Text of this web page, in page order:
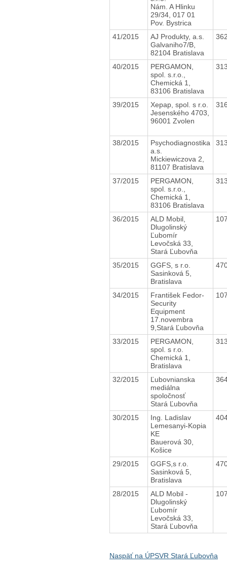
Nám. A Hlinku
29/34, 017 01
Pov. Bystrica
41/2015
AJ Produkty, a.s.
Galvaniho7/B,
82104 Bratislava
40/2015
PERGAMON,
spol. s.r.o.,
Chemická 1,
83106 Bratislava
39/2015
Xepap, spol. s r.o.
Jesenského 4703,
96001 Zvolen
38/2015
Psychodiagnostika
a.s.
Mickiewiczova 2,
81107 Bratislava
37/2015
PERGAMON,
spol. s.r.o.,
Chemická 1,
83106 Bratislava
36/2015
ALD Mobil,
Dlugolinský
Ľubomír
Levočská 33,
Stará Ľubovňa
35/2015
GGFS, s r.o.
Sasinková 5,
Bratislava
34/2015
František Fedor-
Security
Equipment
17.novembra
9,Stará Ľubovňa
33/2015
PERGAMON,
spol. s r.o.
Chemická 1,
Bratislava
32/2015
Ľubovnianska
mediálna
spoločnosť
Stará Ľubovňa
30/2015
Ing. Ladislav
Lemesanyi-Kopia
KE
Bauerová 30,
Košice
29/2015
GGFS,s r.o.
Sasinková 5,
Bratislava
28/2015
ALD Mobil -
Dlugolinský
Ľubomír
Levočská 33,
Stará Ľubovňa
Naspäť na ÚPSVR Stará Ľubovňa